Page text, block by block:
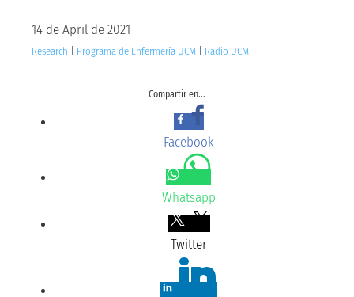
14 de April de 2021
Research Programa de Enfermería UCM Radio UCM
Compartir en...
Facebook
Whatsapp
Twitter